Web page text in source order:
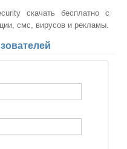
скачать бесплатно с
смс, вирусов и рекламы.